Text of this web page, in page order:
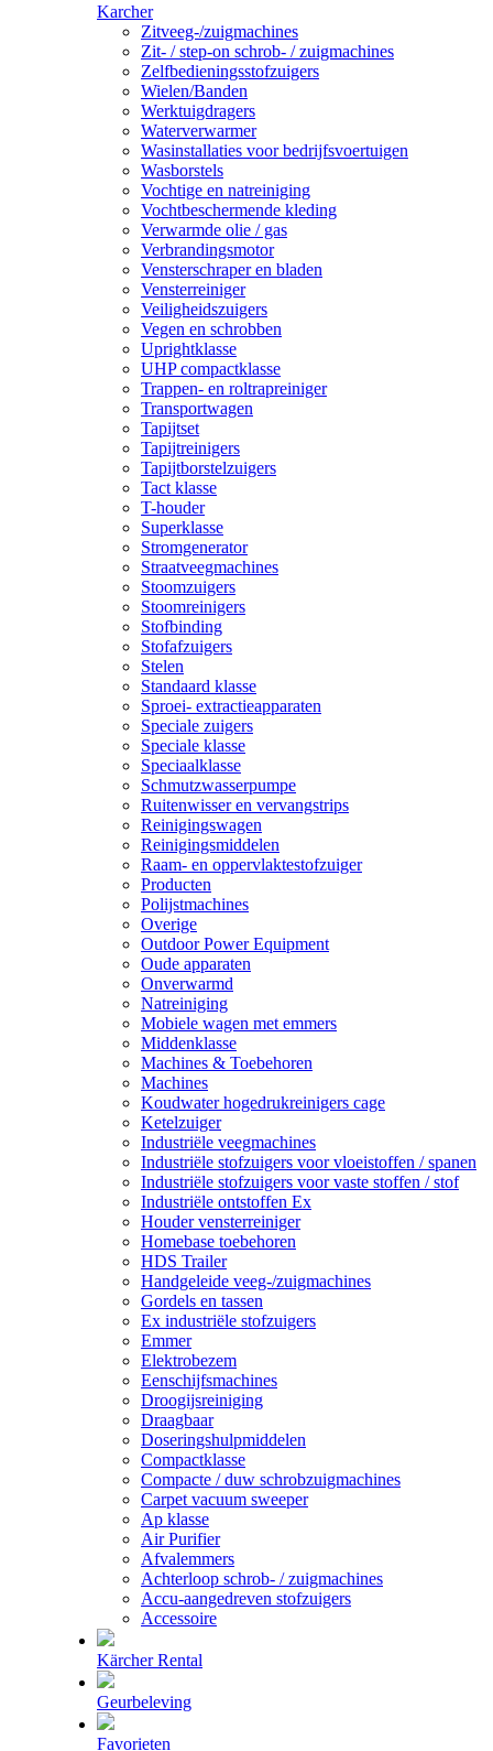
Karcher
Zitveeg-/zuigmachines
Zit- / step-on schrob- / zuigmachines
Zelfbedieningsstofzuigers
Wielen/Banden
Werktuigdragers
Waterverwarmer
Wasinstallaties voor bedrijfsvoertuigen
Wasborstels
Vochtige en natreiniging
Vochtbeschermende kleding
Verwarmde olie / gas
Verbrandingsmotor
Vensterschraper en bladen
Vensterreiniger
Veiligheidszuigers
Vegen en schrobben
Uprightklasse
UHP compactklasse
Trappen- en roltrapreiniger
Transportwagen
Tapijtset
Tapijtreinigers
Tapijtborstelzuigers
Tact klasse
T-houder
Superklasse
Stromgenerator
Straatveegmachines
Stoomzuigers
Stoomreinigers
Stofbinding
Stofafzuigers
Stelen
Standaard klasse
Sproei- extractieapparaten
Speciale zuigers
Speciale klasse
Speciaalklasse
Schmutzwasserpumpe
Ruitenwisser en vervangstrips
Reinigingswagen
Reinigingsmiddelen
Raam- en oppervlaktestofzuiger
Producten
Polijstmachines
Overige
Outdoor Power Equipment
Oude apparaten
Onverwarmd
Natreiniging
Mobiele wagen met emmers
Middenklasse
Machines & Toebehoren
Machines
Koudwater hogedrukreinigers cage
Ketelzuiger
Industriële veegmachines
Industriële stofzuigers voor vloeistoffen / spanen
Industriële stofzuigers voor vaste stoffen / stof
Industriële ontstoffen Ex
Houder vensterreiniger
Homebase toebehoren
HDS Trailer
Handgeleide veeg-/zuigmachines
Gordels en tassen
Ex industriële stofzuigers
Emmer
Elektrobezem
Eenschijfsmachines
Droogijsreiniging
Draagbaar
Doseringshulpmiddelen
Compactklasse
Compacte / duw schrobzuigmachines
Carpet vacuum sweeper
Ap klasse
Air Purifier
Afvalemmers
Achterloop schrob- / zuigmachines
Accu-aangedreven stofzuigers
Accessoire
Kärcher Rental
Geurbeleving
Favorieten